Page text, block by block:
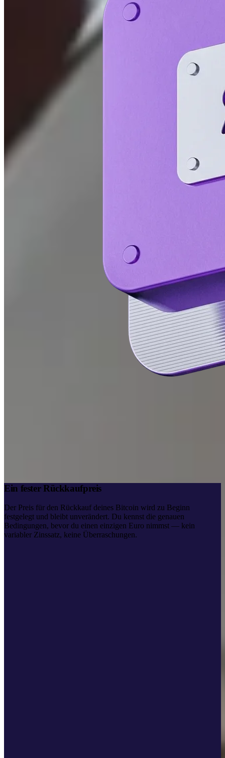
Ein fester Rückkaufpreis
Der Preis für den Rückkauf deines Bitcoin wird zu Beginn
festgelegt und bleibt unverändert. Du kennst die genauen
Bedingungen, bevor du einen einzigen Euro nimmst — kein
variabler Zinssatz, keine Überraschungen.